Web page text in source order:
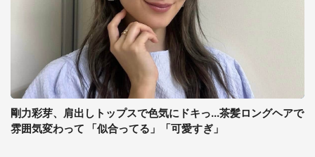
剛力彩芽、肩出しトップスで色気にドキっ...茶髪ロングヘアで
雰囲気変わって 「似合ってる」「可愛すぎ」